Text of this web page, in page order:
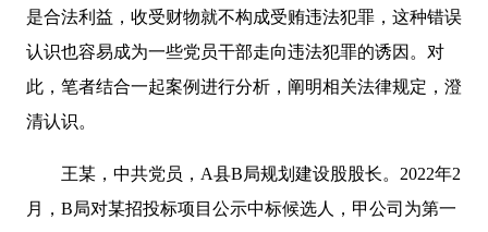
是合法利益，收受财物就不构成受贿违法犯罪，这种错误
认识也容易成为一些党员干部走向违法犯罪的诱因。对
此，笔者结合一起案例进行分析，阐明相关法律规定，澄
清认识。
王某，中共党员，A县B局规划建设股股长。2022年2
月，B局对某招投标项目公示中标候选人，甲公司为第一